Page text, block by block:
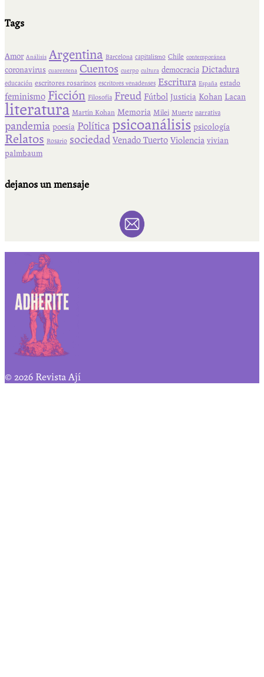
Tags
Amor Análisis Argentina Barcelona capitalismo Chile contemporánea
coronavirus cuarentena Cuentos cuerpo cultura democracia Dictadura
educación escritores rosarinos escritores venadenses Escritura España estado
feminismo Ficción Filosofía Freud Fútbol Justicia Kohan Lacan
literatura Martín Kohan Memoria Milei Muerte narrativa
pandemia poesía Política psicoanálisis psicología
Relatos Rosario sociedad Venado Tuerto Violencia vivian
palmbaum
dejanos un mensaje
© 2026 Revista Ají